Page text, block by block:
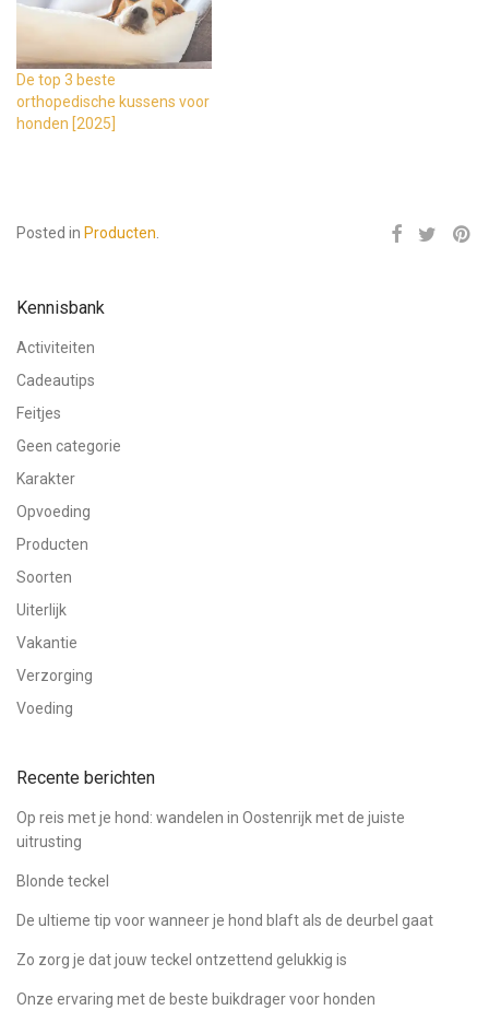
De top 3 beste
orthopedische kussens voor
honden [2025]
Posted in Producten.
Kennisbank
Activiteiten
Cadeautips
Feitjes
Geen categorie
Karakter
Opvoeding
Producten
Soorten
Uiterlijk
Vakantie
Verzorging
Voeding
Recente berichten
Op reis met je hond: wandelen in Oostenrijk met de juiste
uitrusting
Blonde teckel
De ultieme tip voor wanneer je hond blaft als de deurbel gaat
Zo zorg je dat jouw teckel ontzettend gelukkig is
Onze ervaring met de beste buikdrager voor honden